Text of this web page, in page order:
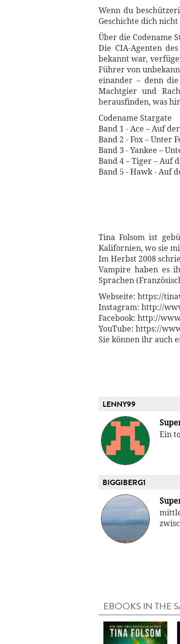
Wenn du
Geschichte dich
Über die Codename
Die CIA-Agenten
bekannt war,
Führer von
einander – denn
Machtgier und
herausfinden, was
Codename Stargate
Band 1 - Ace – Auf
Band 2 - Fox – Unter
Band 3 - Yankee –
Band 4 – Tiger – Auf
Band 5 - Hawk - Auf
Tina Folsom ist
Kalifornien, wo sie
Im Herbst 2008
Vampire haben es
Sprachen
Webseite: https://
Instagram: http://
Facebook: http://
YouTube: https://
Sie können ihr auch
LENNY99
Ein
BIGGIBERG1
EBOOKS IN THE